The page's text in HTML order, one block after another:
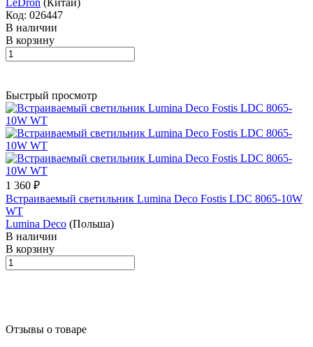
Код: 026447
В наличии
В корзину
Быстрый просмотр
1 360 ₽
Встраиваемый светильник Lumina Deco Fostis LDC 8065-10W
WT
Lumina Deco (Польша)
В наличии
В корзину
Отзывы о товаре